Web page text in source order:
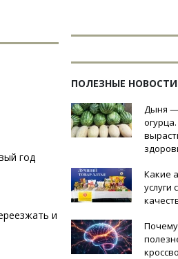
год
и
ПОЛЕЗНЫЕ НОВОСТИ
Дыня —
Какие
услуги
Почему